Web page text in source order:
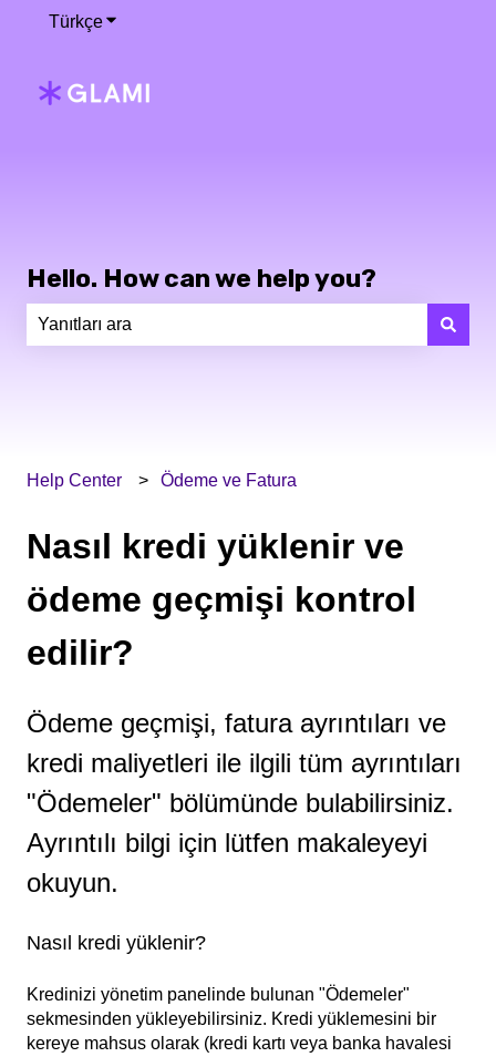
TürkçeTercümeler için alt menüyü göster
Hello. How can we help you?
Help Center Ödeme ve Fatura
Nasıl kredi yüklenir ve
ödeme geçmişi kontrol
edilir?
Ödeme geçmişi, fatura ayrıntıları ve
kredi maliyetleri ile ilgili tüm ayrıntıları
"Ödemeler" bölümünde bulabilirsiniz.
Ayrıntılı bilgi için lütfen makaleyeyi
okuyun.
Nasıl kredi yüklenir?
Kredinizi yönetim panelinde bulunan "Ödemeler"
sekmesinden yükleyebilirsiniz. Kredi yüklemesini bir
kereye mahsus olarak (kredi kartı veya banka havalesi